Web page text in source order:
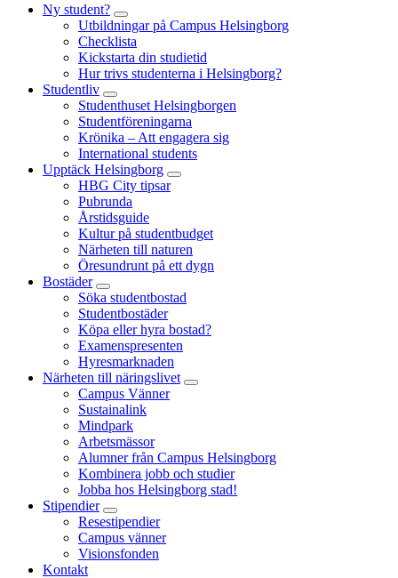
Ny student?
Utbildningar på Campus Helsingborg
Checklista
Kickstarta din studietid
Hur trivs studenterna i Helsingborg?
Studentliv
Studenthuset Helsingborgen
Studentföreningarna
Krönika – Att engagera sig
International students
Upptäck Helsingborg
HBG City tipsar
Pubrunda
Årstidsguide
Kultur på studentbudget
Närheten till naturen
Öresundrunt på ett dygn
Bostäder
Söka studentbostad
Studentbostäder
Köpa eller hyra bostad?
Examenspresenten
Hyresmarknaden
Närheten till näringslivet
Campus Vänner
Sustainalink
Mindpark
Arbetsmässor
Alumner från Campus Helsingborg
Kombinera jobb och studier
Jobba hos Helsingborg stad!
Stipendier
Resestipendier
Campus vänner
Visionsfonden
Kontakt